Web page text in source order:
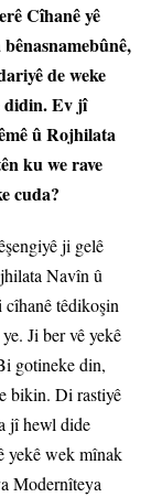
Cîhanê yê
de weke
didin. Ev jî
û Rojhilata
ku we rave
cuda?
ji gelê
Navîn û
têdikoşin
Ji ber vê yekê
gotineke din,
bikin. Di rastiyê
jî hewl dide
yekê wek mînak
Modernîteya